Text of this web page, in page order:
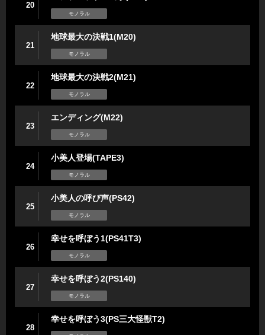
20
モノラル
21
地球最大の決戦1(M20)
モノラル
22
地球最大の決戦2(M21)
モノラル
23
エンディング(M22)
モノラル
24
小美人登場(TAPE3)
モノラル
25
小美人の呼び声(PS42)
モノラル
26
幸せを呼ぼう1(PS41T3)
モノラル
27
幸せを呼ぼう2(PS140)
モノラル
28
幸せを呼ぼう3(PS三大怪獣T2)